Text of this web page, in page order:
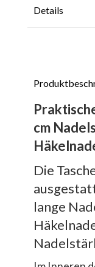
Details
cm
Die
lange